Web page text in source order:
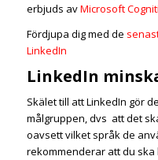
erbjuds avMicrosoft
Fördjupa dig med de
LinkedIn
LinkedIn
Skälet till att LinkedIn gör
målgruppen, dvs att det
oavsett vilket språk de
rekommenderar att du ska